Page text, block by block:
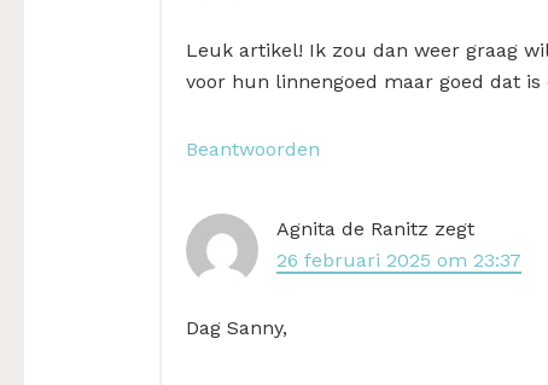
Leuk artikel! Ik zou dan weer graag
voor hun linnengoed maar goed dat
Beantwoorden
Agnita de Ranitz zegt
26 februari 2025 om 23:37
Dag Sanny,